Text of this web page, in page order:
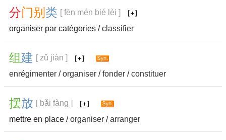
分门别 类 [ fēn mén bié lèi ]
organiser par catégories /classifier
组 建 [ zǔ jiàn ]
enrégimenter /organiser /fonder /constituer
摆放 [ bǎi fàng ]
mettre en place /organiser /arranger